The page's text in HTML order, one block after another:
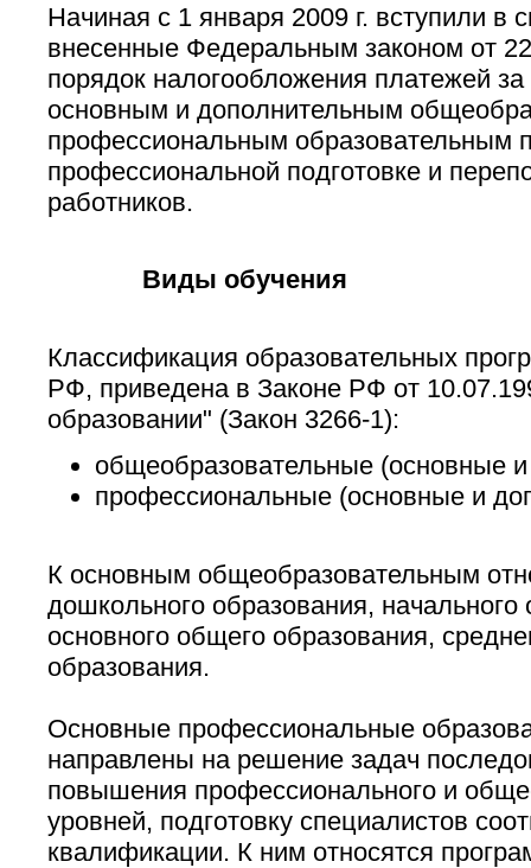
Начиная с 1 января 2009 г. вступили в
внесенные Федеральным законом от
порядок налогообложения платежей
основным и дополнительным
профессиональным образовательным
профессиональной подготовке и
работников.
Виды обучения
Классификация образовательных
РФ, приведена в Законе РФ от
образовании" (Закон 3266-1):
общеобразовательные (основные
профессиональные (основные и
К основным общеобразовательным
дошкольного образования,
основного общего образования,
образования.
Основные профессиональные
направлены на решение задач
повышения профессионального и
уровней, подготовку специалистов
квалификации. К ним относятся